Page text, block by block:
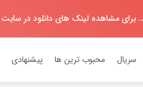
مشاهده لینک های دانلود در سایت
سریال محبوب ترین ها پیشنهادی